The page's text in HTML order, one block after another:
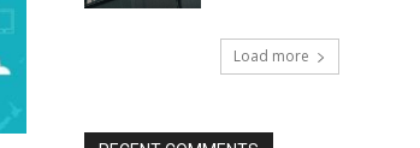
Load more